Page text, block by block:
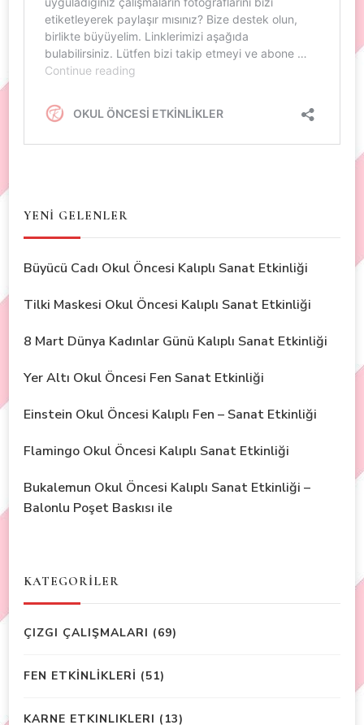
YENİ GELENLER
Büyücü Cadı Okul Öncesi Kalıplı Sanat Etkinliği
Tilki Maskesi Okul Öncesi Kalıplı Sanat Etkinliği
8 Mart Dünya Kadınlar Günü Kalıplı Sanat Etkinliği
Yer Altı Okul Öncesi Fen Sanat Etkinliği
Einstein Okul Öncesi Kalıplı Fen – Sanat Etkinliği
Flamingo Okul Öncesi Kalıplı Sanat Etkinliği
Bukalemun Okul Öncesi Kalıplı Sanat Etkinliği –
Balonlu Poşet Baskısı ile
KATEGORİLER
ÇIZGI ÇALIŞMALARI (69)
FEN ETKİNLİKLERİ (51)
KARNE ETKINLIKLERI (13)